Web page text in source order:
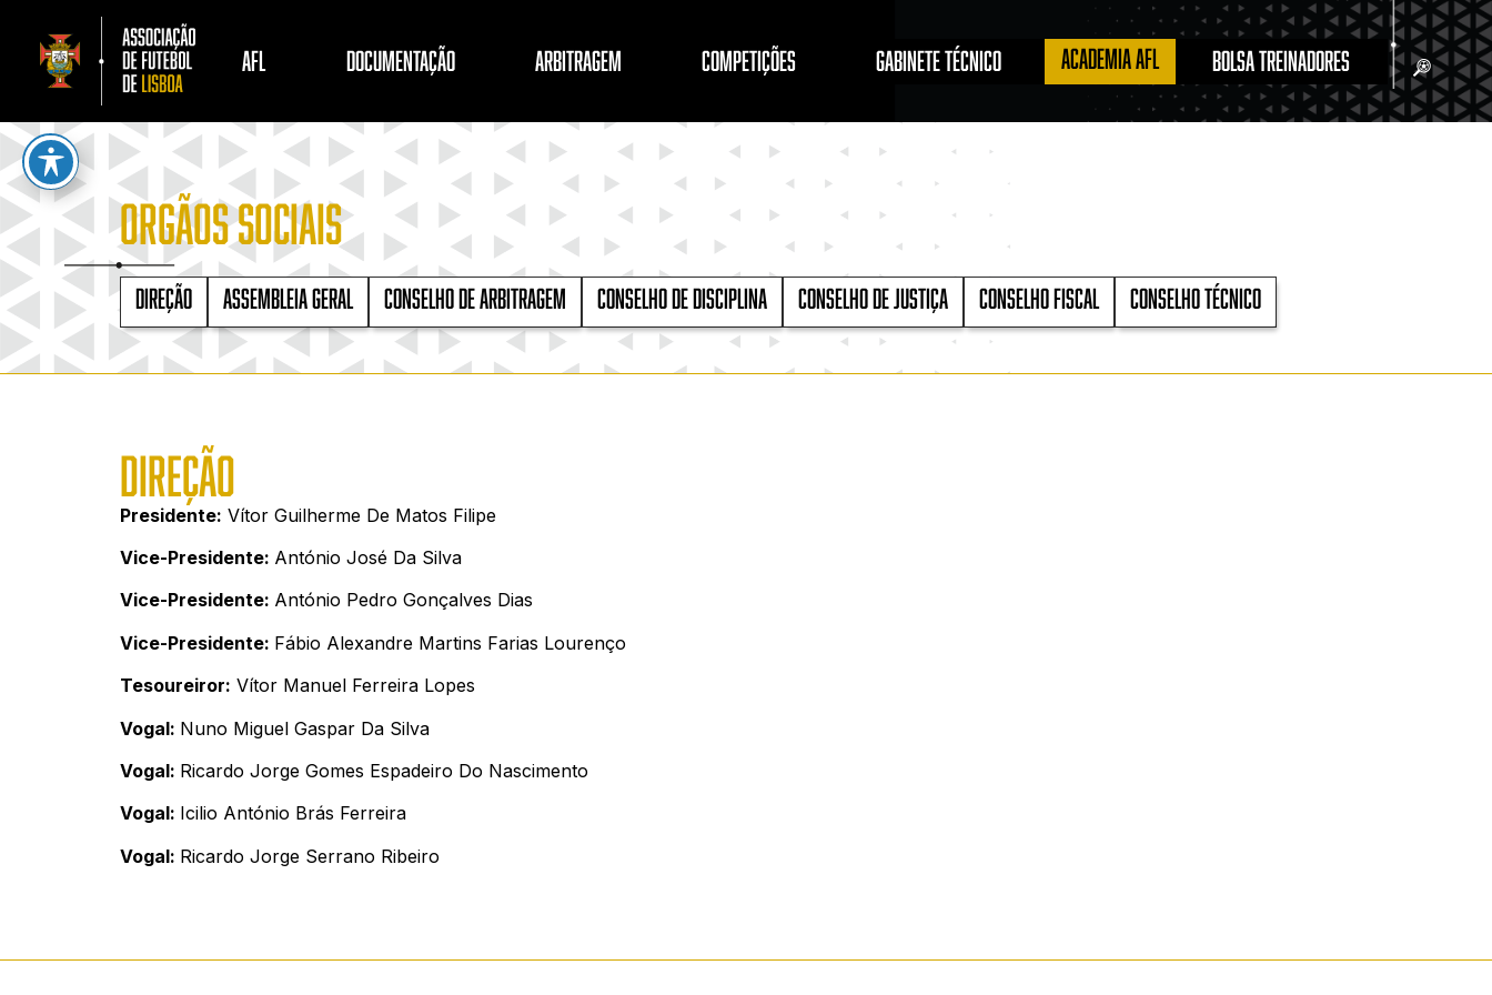
AFL DOCUMENTAÇÃO ARBITRAGEM COMPETIÇÕES GABINETE TÉCNICO ACADEMIA AFL BOLSA TREINADORES
ORGÃOS SOCIAIS
DIREÇÃO ASSEMBLEIA GERAL CONSELHO DE ARBITRAGEM CONSELHO DE DISCIPLINA CONSELHO DE jUSTIÇA CONSELHO FISCAL CONSELHO TÉCNICO
DIREÇÃO
Presidente: Vítor Guilherme De Matos Filipe
Vice-Presidente: António José Da Silva
Vice-Presidente: António Pedro Gonçalves Dias
Vice-Presidente: Fábio Alexandre Martins Farias Lourenço
Tesoureiror: Vítor Manuel Ferreira Lopes
Vogal: Nuno Miguel Gaspar Da Silva
Vogal: Ricardo Jorge Gomes Espadeiro Do Nascimento
Vogal: Icilio António Brás Ferreira
Vogal: Ricardo Jorge Serrano Ribeiro